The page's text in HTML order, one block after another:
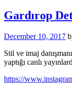
Gardırop
December 10, 2017
Stil ve imaj
yaptığı canlı
https://